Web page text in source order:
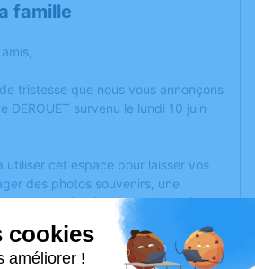
famille
tristesse que nous vous annonçons
DEROUET survenu le lundi 10 juin
utiliser cet espace pour laisser vos
des photos souvenirs, une
vos pensées à travers des poèmes
est un lieu d'expression dédié à
Maxence DEROUET.